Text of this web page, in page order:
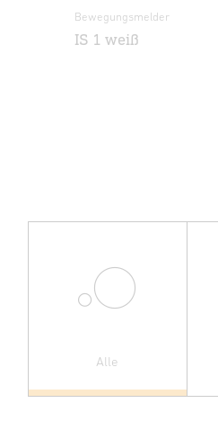
Bewegungsmelder
IS 1 weiß
Alle